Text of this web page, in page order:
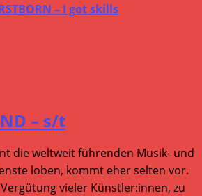
– I got skills
– s/t
die weltweit führenden Musik- und
loben, kommt eher selten vor.
vieler Künstler:innen, zu